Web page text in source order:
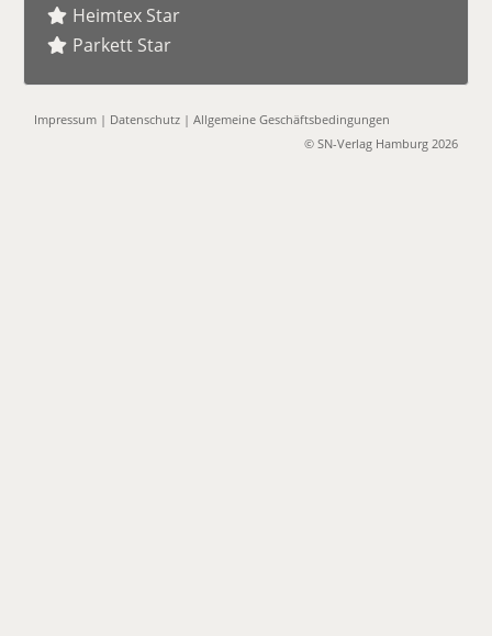
Heimtex Star
Parkett Star
Impressum | Datenschutz |Allgemeine Geschäftsbedingungen
© SN-Verlag Hamburg 2026